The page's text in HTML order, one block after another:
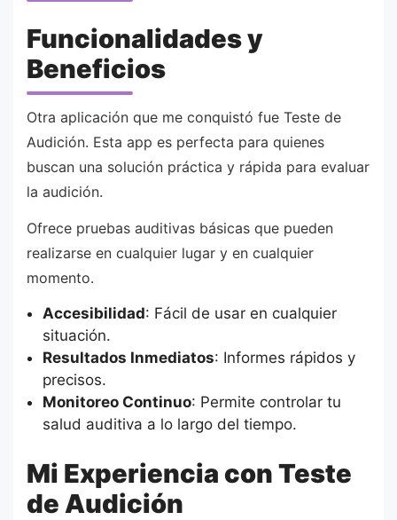
Funcionalidades y
Beneficios
Otra aplicación que me conquistó fue Teste de
Audición. Esta app es perfecta para quienes
buscan una solución práctica y rápida para evaluar
la audición.
Ofrece pruebas auditivas básicas que pueden
realizarse en cualquier lugar y en cualquier
momento.
Accesibilidad: Fácil de usar en cualquier
situación.
Resultados Inmediatos: Informes rápidos y
precisos.
Monitoreo Continuo: Permite controlar tu
salud auditiva a lo largo del tiempo.
Mi Experiencia con Teste
de Audición